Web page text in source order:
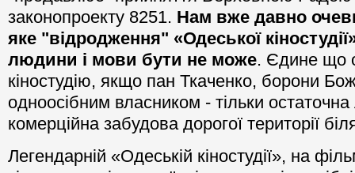
законопроекту 8251. Нам вже давно
яке "відродження" «Одеської
людини і мови бути не може. Єдине що
кіностудію, якщо пан Ткаченко, борони
одноосібним власником - тільки остаточна
комерційна забудова дорогої території
Легендарній «Одеській кіностудії», на